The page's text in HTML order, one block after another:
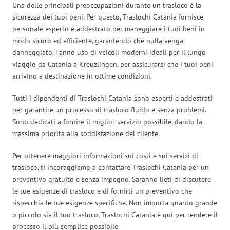
Una delle principali preoccupazioni durante un trasloco è la
sicurezza dei tuoi beni. Per questo, Traslochi Catania fornisce
personale esperto e addestrato per maneggiare i tuoi beni in
modo sicuro ed efficiente, garantendo che nulla venga
danneggiato. Fanno uso di veicoli moderni ideali per il lungo
viaggio da Catania a Kreuzlingen, per assicurarsi che i tuoi beni
arrivino a destinazione in ottime condizioni.
Tutti i dipendenti di Traslochi Catania sono esperti e addestrati
per garantire un processo di trasloco fluido e senza problemi.
Sono dedicati a fornire il miglior servizio possibile, dando la
massima priorità alla soddisfazione del cliente.
Per ottenere maggiori informazioni sui costi e sui servizi di
trasloco, ti incoraggiamo a contattare Traslochi Catania per un
preventivo gratuito e senza impegno. Saranno lieti di discutere
le tue esigenze di trasloco e di fornirti un preventivo che
rispecchia le tue esigenze specifiche. Non importa quanto grande
o piccolo sia il tuo trasloco, Traslochi Catania è qui per rendere il
processo il più semplice possibile.